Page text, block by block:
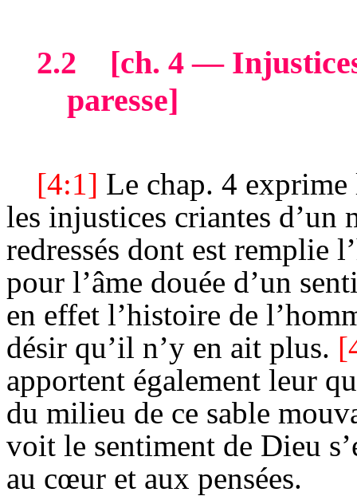
2.2 [ch. 4 —
paresse]
[4:1] Le chap. 4
les injustices criantes d’un
redressés dont est remplie
pour l’âme douée d’un
en effet l’histoire de
désir qu’il n’y en ait plus.
apportent également leur
du milieu de ce sable
voit le sentiment de Dieu
au cœur et aux pensées.